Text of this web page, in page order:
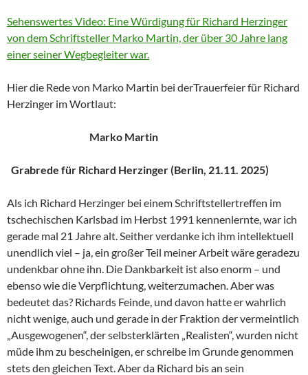
Sehenswertes Video: Eine Würdigung für Richard Herzinger
von dem Schriftsteller Marko Martin, der über 30 Jahre lang
einer seiner Wegbegleiter war.
Hier die Rede von Marko Martin bei derTrauerfeier für Richard
Herzinger im Wortlaut:
Marko Martin
Grabrede für Richard Herzinger (Berlin, 21.11. 2025)
Als ich Richard Herzinger bei einem Schriftstellertreffen im
tschechischen Karlsbad im Herbst 1991 kennenlernte, war ich
gerade mal 21 Jahre alt. Seither verdanke ich ihm intellektuell
unendlich viel – ja, ein großer Teil meiner Arbeit wäre geradezu
undenkbar ohne ihn. Die Dankbarkeit ist also enorm – und
ebenso wie die Verpflichtung, weiterzumachen. Aber was
bedeutet das? Richards Feinde, und davon hatte er wahrlich
nicht wenige, auch und gerade in der Fraktion der vermeintlich
„Ausgewogenen“, der selbsterklärten „Realisten“, wurden nicht
müde ihm zu bescheinigen, er schreibe im Grunde genommen
stets den gleichen Text. Aber da Richard bis an sein